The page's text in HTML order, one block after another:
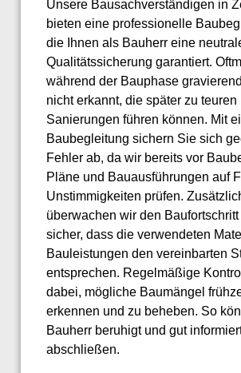
Unsere Bausachverständigen in
bieten eine professionelle
die Ihnen als Bauherr eine
Qualitätssicherung garantiert.
während der Bauphase
nicht erkannt, die später zu teuren
Sanierungen führen können. Mit
Baubegleitung sichern Sie sich
Fehler ab, da wir bereits vor
Pläne und Bauausführungen auf
Unstimmigkeiten prüfen.
überwachen wir den
sicher, dass die verwendeten
Bauleistungen den vereinbarten
entsprechen. Regelmäßige
dabei, mögliche Baumängel
erkennen und zu beheben. So
Bauherr beruhigt und gut
abschließen.